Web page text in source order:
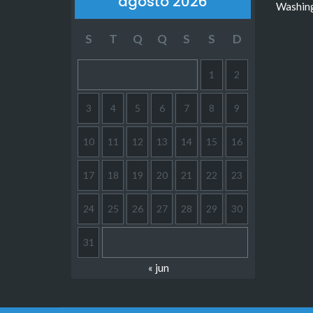
S T Q Q S S D
1 2
3 4 5 6 7 8 9
10 11 12 13 14 15 16
17 18 19 20 21 22 23
24 25 26 27 28 29 30
31
« jun